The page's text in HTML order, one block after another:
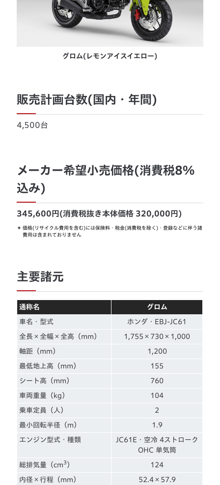
グロム(レモンアイスイエロー)
販売計画台数(国内・年間)
4,500台
メーカー希望小売価格(消費税8%
込み)
345,600円(消費税抜き本体価格 320,000円)
＊ 価格(リサイクル費用を含む)には保険料・税金(消費税を除く)・登録などに伴う諸
費用は含まれておりません
主要諸元
通称名 グロム
車名・型式 ホンダ・EBJ-JC61
全長×全幅×全高（mm） 1,755×730×1,000
軸距（mm） 1,200
最低地上高（mm） 155
シート高（mm） 760
車両重量（kg） 104
乗車定員（人） 2
最小回転半径（m） 1.9
エンジン型式・種類
JC61E・空冷 4ストローク
OHC 単気筒
総排気量（cm 3 ） 124
内径×行程（mm） 52.4×57.9